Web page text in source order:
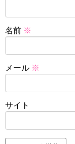
名前 ※
メール ※
サイト